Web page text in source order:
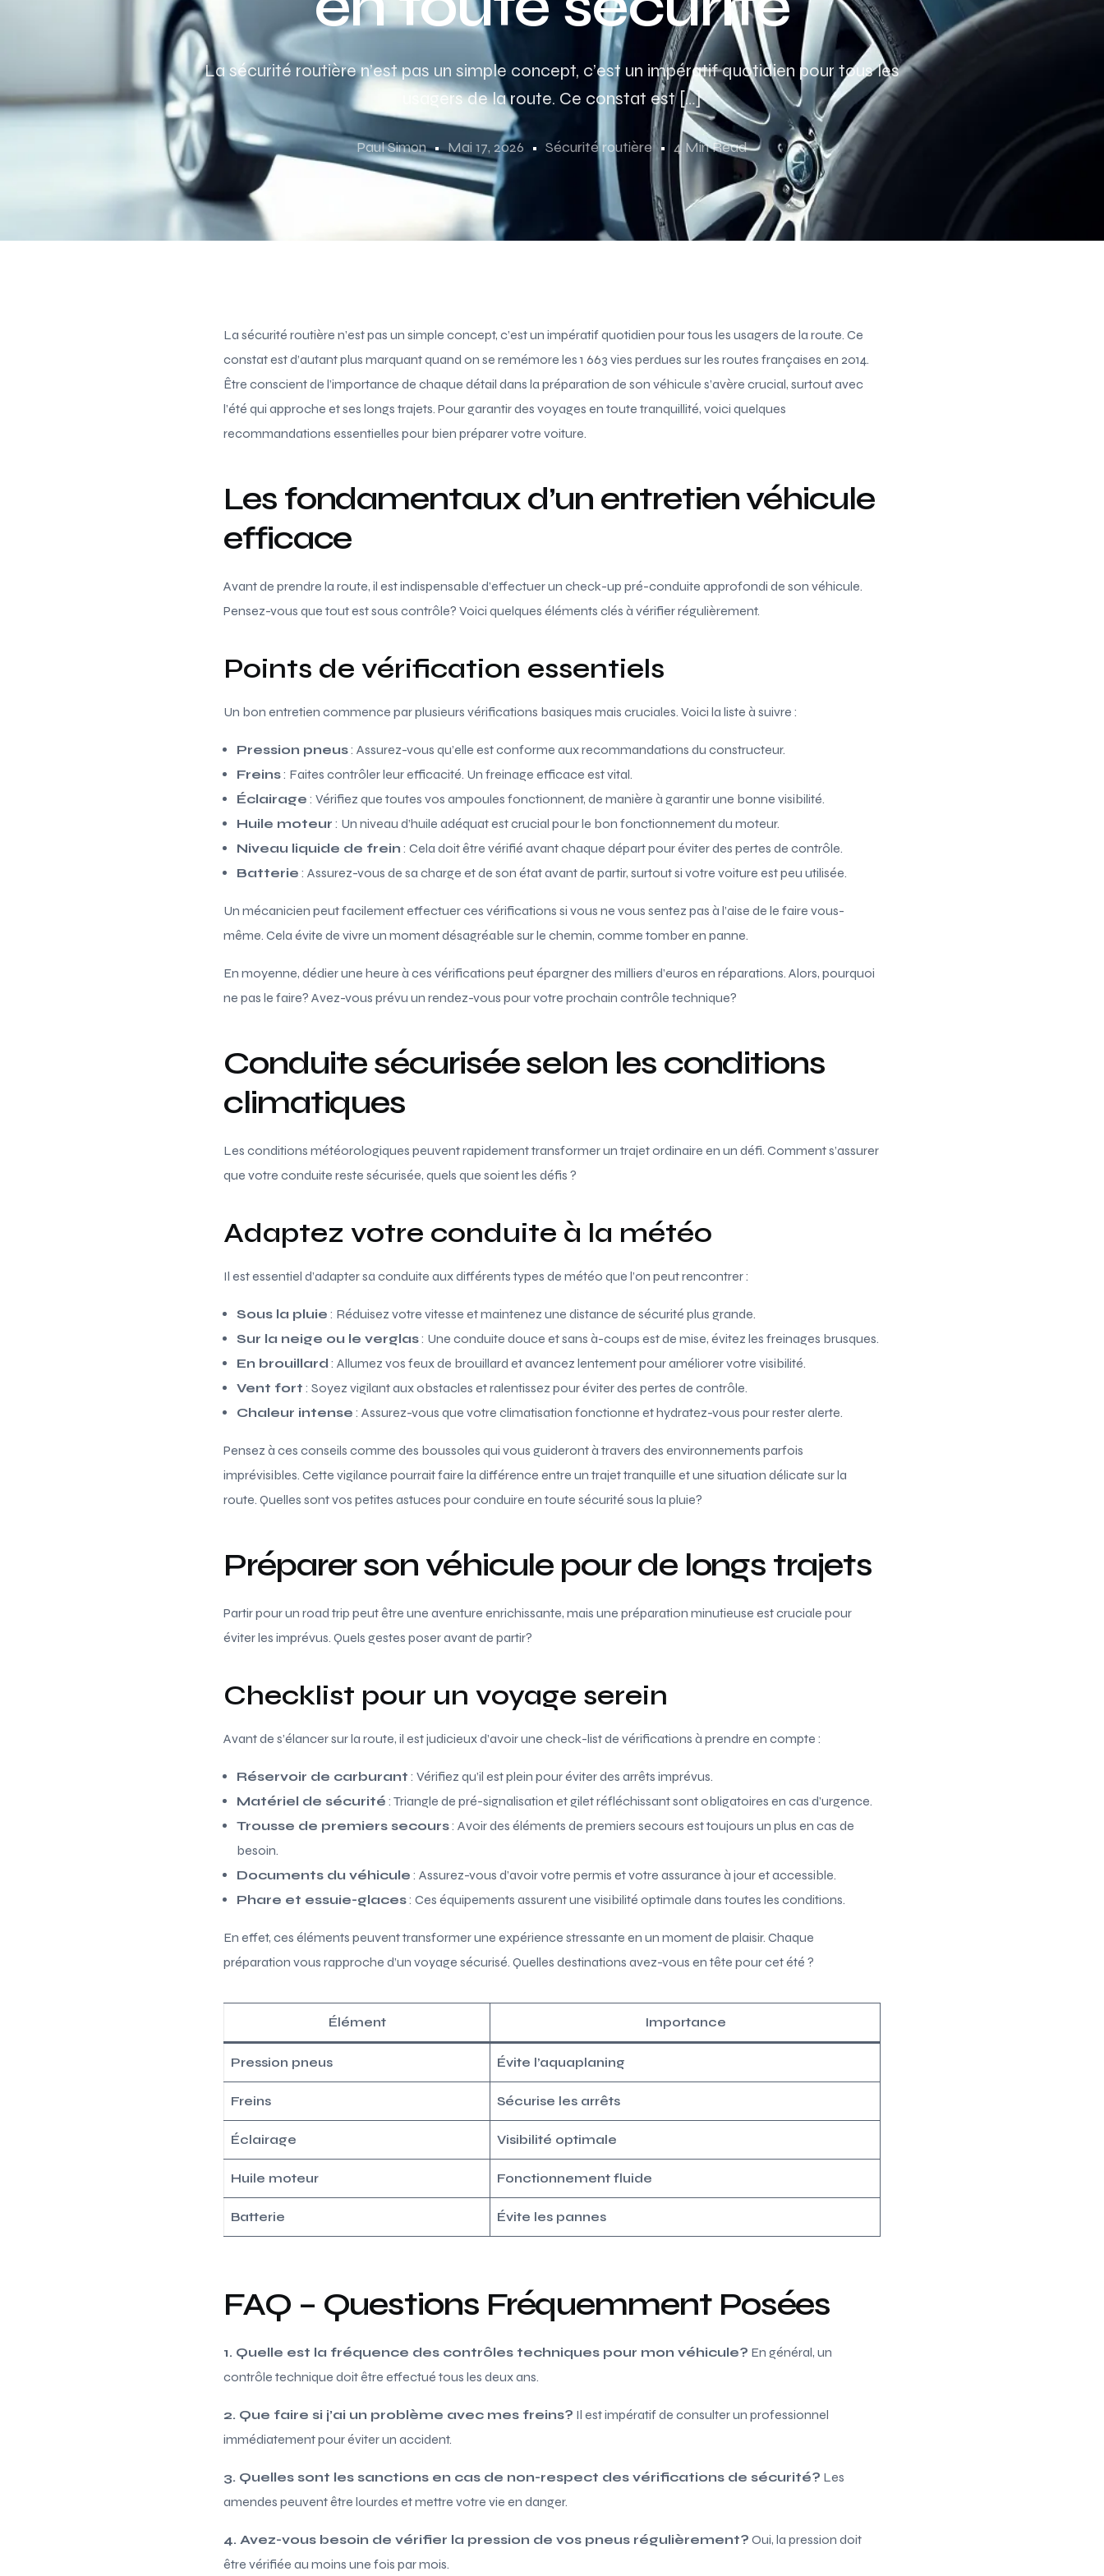
Assurance auto Toulouse
Assurance auto Lyon
Assurance auto Marseille
La sécurité routière n’est pas un simple concept, c’est un impératif quotidien pour tous les
usagers de la route. Ce constat est […]
Paul Simon Mai 17, 2026 Sécurité routière 4 Min Read
La sécurité routière n’est pas un simple concept, c’est un impératif quotidien pour tous les usagers de la route. Ce
constat est d’autant plus marquant quand on se remémore les 1 663 vies perdues sur les routes françaises en 2014.
Être conscient de l’importance de chaque détail dans la préparation de son véhicule s’avère crucial, surtout avec
l’été qui approche et ses longs trajets. Pour garantir des voyages en toute tranquillité, voici quelques
recommandations essentielles pour bien préparer votre voiture.
Les fondamentaux d’un entretien véhicule
efficace
Avant de prendre la route, il est indispensable d’effectuer un check-up pré-conduite approfondi de son véhicule.
Pensez-vous que tout est sous contrôle? Voici quelques éléments clés à vérifier régulièrement.
Points de vérification essentiels
Un bon entretien commence par plusieurs vérifications basiques mais cruciales. Voici la liste à suivre :
Pression pneus: Assurez-vous qu’elle est conforme aux recommandations du constructeur.
Freins: Faites contrôler leur efficacité. Un freinage efficace est vital.
Éclairage : Vérifiez que toutes vos ampoules fonctionnent, de manière à garantir une bonne visibilité.
Huile moteur : Un niveau d’huile adéquat est crucial pour le bon fonctionnement du moteur.
Niveau liquide de frein : Cela doit être vérifié avant chaque départ pour éviter des pertes de contrôle.
Batterie : Assurez-vous de sa charge et de son état avant de partir, surtout si votre voiture est peu utilisée.
Un mécanicien peut facilement effectuer ces vérifications si vous ne vous sentez pas à l’aise de le faire vous-
même. Cela évite de vivre un moment désagréable sur le chemin, comme tomber en panne.
En moyenne, dédier une heure à ces vérifications peut épargner des milliers d’euros en réparations. Alors, pourquoi
ne pas le faire? Avez-vous prévu un rendez-vous pour votre prochain contrôle technique?
Conduite sécurisée selon les conditions
climatiques
Les conditions météorologiques peuvent rapidement transformer un trajet ordinaire en un défi. Comment s’assurer
que votre conduite reste sécurisée, quels que soient les défis ?
Adaptez votre conduite à la météo
Il est essentiel d’adapter sa conduite aux différents types de météo que l’on peut rencontrer :
Sous la pluie : Réduisez votre vitesse et maintenez une distance de sécurité plus grande.
Sur la neige ou le verglas: Une conduite douce et sans à-coups est de mise, évitez les freinages brusques.
En brouillard : Allumez vos feux de brouillard et avancez lentement pour améliorer votre visibilité.
Vent fort : Soyez vigilant aux obstacles et ralentissez pour éviter des pertes de contrôle.
Chaleur intense : Assurez-vous que votre climatisation fonctionne et hydratez-vous pour rester alerte.
Pensez à ces conseils comme des boussoles qui vous guideront à travers des environnements parfois
imprévisibles. Cette vigilance pourrait faire la différence entre un trajet tranquille et une situation délicate sur la
route. Quelles sont vos petites astuces pour conduire en toute sécurité sous la pluie?
Préparer son véhicule pour de longs trajets
Partir pour un road trip peut être une aventure enrichissante, mais une préparation minutieuse est cruciale pour
éviter les imprévus. Quels gestes poser avant de partir?
Checklist pour un voyage serein
Avant de s’élancer sur la route, il est judicieux d’avoir une check-list de vérifications à prendre en compte :
Réservoir de carburant : Vérifiez qu’il est plein pour éviter des arrêts imprévus.
Matériel de sécurité : Triangle de pré-signalisation et gilet réfléchissant sont obligatoires en cas d’urgence.
Trousse de premiers secours: Avoir des éléments de premiers secours est toujours un plus en cas de
besoin.
Documents du véhicule : Assurez-vous d’avoir votre permis et votre assurance à jour et accessible.
Phare et essuie-glaces: Ces équipements assurent une visibilité optimale dans toutes les conditions.
En effet, ces éléments peuvent transformer une expérience stressante en un moment de plaisir. Chaque
préparation vous rapproche d’un voyage sécurisé. Quelles destinations avez-vous en tête pour cet été ?
Élément Importance
Pression pneus Évite l’aquaplaning
Freins Sécurise les arrêts
Éclairage Visibilité optimale
Huile moteur Fonctionnement fluide
Batterie Évite les pannes
FAQ – Questions Fréquemment Posées
1. Quelle est la fréquence des contrôles techniques pour mon véhicule? En général, un
contrôle technique doit être effectué tous les deux ans.
2. Que faire si j’ai un problème avec mes freins? Il est impératif de consulter un professionnel
immédiatement pour éviter un accident.
3. Quelles sont les sanctions en cas de non-respect des vérifications de sécurité? Les
amendes peuvent être lourdes et mettre votre vie en danger.
4. Avez-vous besoin de vérifier la pression de vos pneus régulièrement? Oui, la pression doit
être vérifiée au moins une fois par mois.